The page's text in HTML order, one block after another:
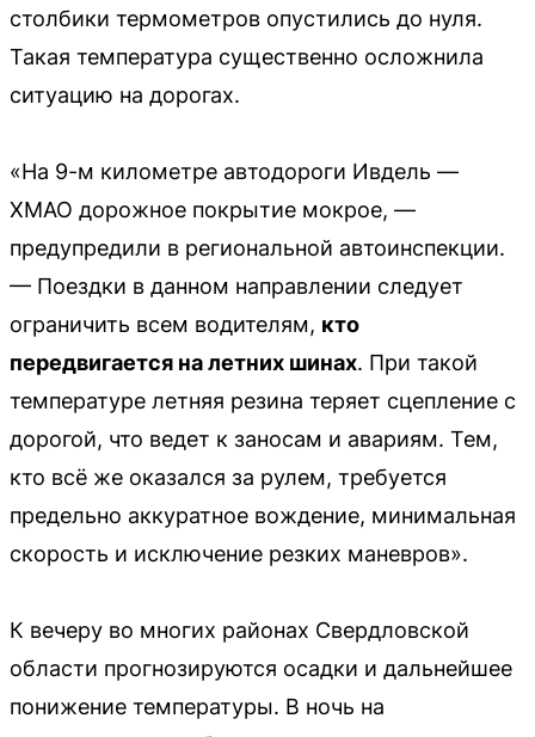
столбики термометров опустились до нуля.
Такая температура существенно осложнила
ситуацию на дорогах.
«На 9-м километре автодороги Ивдель —
ХМАО дорожное покрытие мокрое, —
предупредили в региональной автоинспекции.
— Поездки в данном направлении следует
ограничить всем водителям, кто
передвигается на летних шинах. При такой
температуре летняя резина теряет сцепление с
дорогой, что ведет к заносам и авариям. Тем,
кто всё же оказался за рулем, требуется
предельно аккуратное вождение, минимальная
скорость и исключение резких маневров».
К вечеру во многих районах Свердловской
области прогнозируются осадки и дальнейшее
понижение температуры. В ночь на